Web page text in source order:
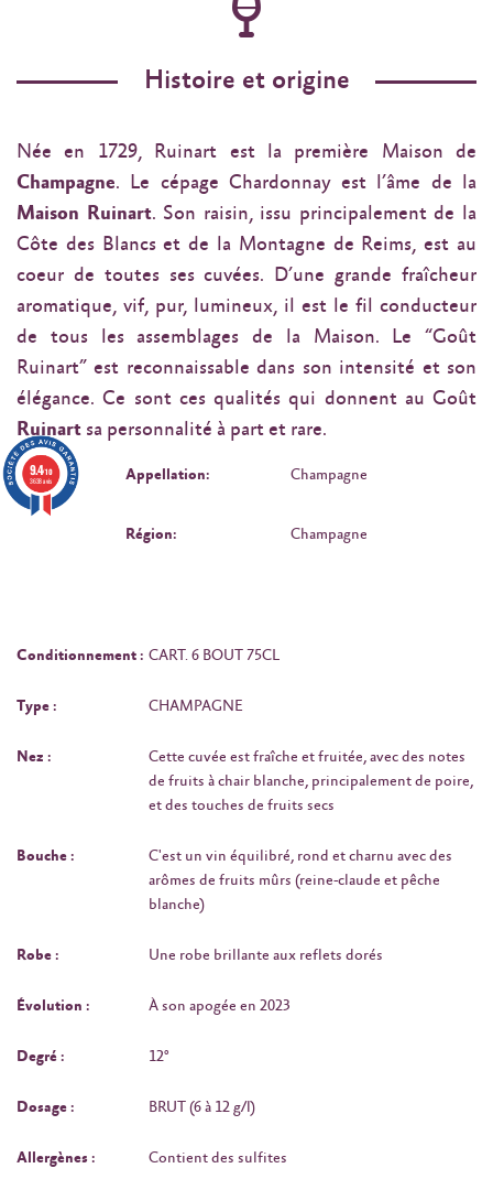
Histoire et origine
Née en 1729, Ruinart est la première Maison de
Champagne. Le cépage Chardonnay est l’âme de la
Maison Ruinart. Son raisin, issu principalement de la
Côte des Blancs et de la Montagne de Reims, est au
coeur de toutes ses cuvées. D’une grande fraîcheur
aromatique, vif, pur, lumineux, il est le fil conducteur
de tous les assemblages de la Maison. Le “Goût
Ruinart” est reconnaissable dans son intensité et son
élégance. Ce sont ces qualités qui donnent au Goût
Ruinart sa personnalité à part et rare.
Appellation: Champagne
Région: Champagne
Conditionnement : CART. 6 BOUT 75CL
Type : CHAMPAGNE
Nez :
Cette cuvée est fraîche et fruitée, avec des notes
de fruits à chair blanche, principalement de poire,
et des touches de fruits secs
Bouche :
C'est un vin équilibré, rond et charnu avec des
arômes de fruits mûrs (reine-claude et pêche
blanche)
Robe : Une robe brillante aux reflets dorés
Évolution : À son apogée en 2023
Degré : 12°
Dosage : BRUT (6 à 12 g/l)
Allergènes : Contient des sulfites
9.4/10
3638 avis